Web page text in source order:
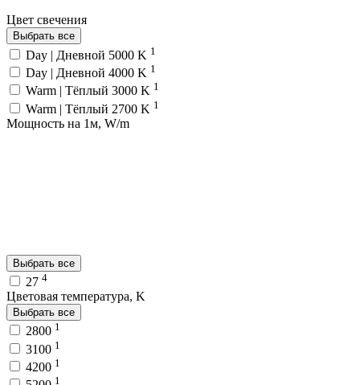
Цвет свечения
Выбрать все
Day | Дневной 5000 K 1
Day | Дневной 4000 K 1
Warm | Тёплый 3000 K 1
Warm | Тёплый 2700 K 1
Мощность на 1м, W/m
Выбрать все
27 4
Цветовая температура, K
Выбрать все
2800 1
3100 1
4200 1
1